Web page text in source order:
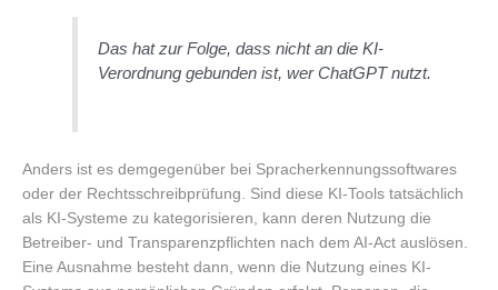
Das hat zur Folge, dass nicht an die KI-
Verordnung gebunden ist, wer ChatGPT nutzt.
Anders ist es demgegenüber bei Spracherkennungssoftwares
oder der Rechtsschreibprüfung. Sind diese KI-Tools tatsächlich
als KI-Systeme zu kategorisieren, kann deren Nutzung die
Betreiber- und Transparenzpflichten nach dem AI-Act auslösen.
Eine Ausnahme besteht dann, wenn die Nutzung eines KI-